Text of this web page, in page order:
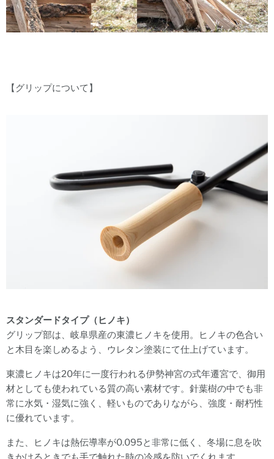
【グリップについて】
スタンダードタイプ（ヒノキ）
グリップ部は、岐阜県産の東濃ヒノキを使用。ヒノキの色合い
と木目を楽しめるよう、ウレタン塗装にて仕上げています。
東濃ヒノキは20年に一度行われる伊勢神宮の式年遷宮で、御用
材としても使われている質の高い素材です。針葉樹の中でも非
常に水気・湿気に強く、軽いものでありながら、強度・耐朽性
に優れています。
また、ヒノキは熱伝導率が0.095と非常に低く、冬場に息を吹